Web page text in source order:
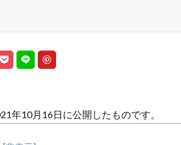
年10月16日に公開したものです。